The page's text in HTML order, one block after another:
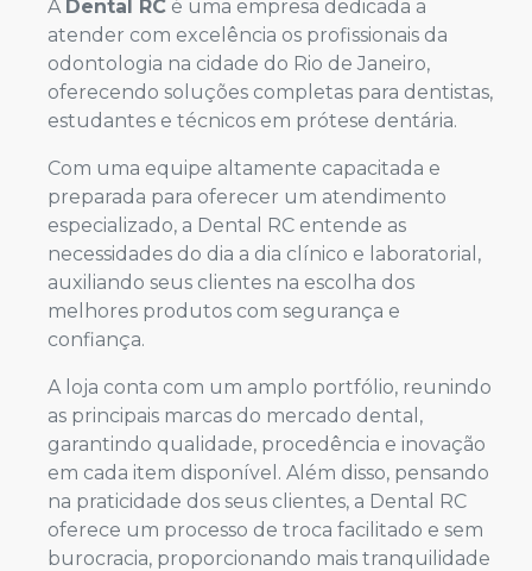
A Dental RC é uma empresa dedicada a
atender com excelência os profissionais da
odontologia na cidade do Rio de Janeiro,
oferecendo soluções completas para dentistas,
estudantes e técnicos em prótese dentária.
Com uma equipe altamente capacitada e
preparada para oferecer um atendimento
especializado, a Dental RC entende as
necessidades do dia a dia clínico e laboratorial,
auxiliando seus clientes na escolha dos
melhores produtos com segurança e
confiança.
A loja conta com um amplo portfólio, reunindo
as principais marcas do mercado dental,
garantindo qualidade, procedência e inovação
em cada item disponível. Além disso, pensando
na praticidade dos seus clientes, a Dental RC
oferece um processo de troca facilitado e sem
burocracia, proporcionando mais tranquilidade